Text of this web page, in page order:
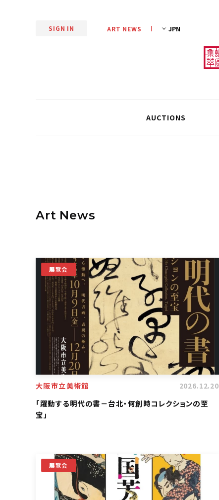
SIGN IN ART NEWS
AUCTIONS
Art News
展覽会
大阪市立美術館 2026.12.20
「躍動する明代の書－台北・何創時コレクションの至
宝」
展覽会